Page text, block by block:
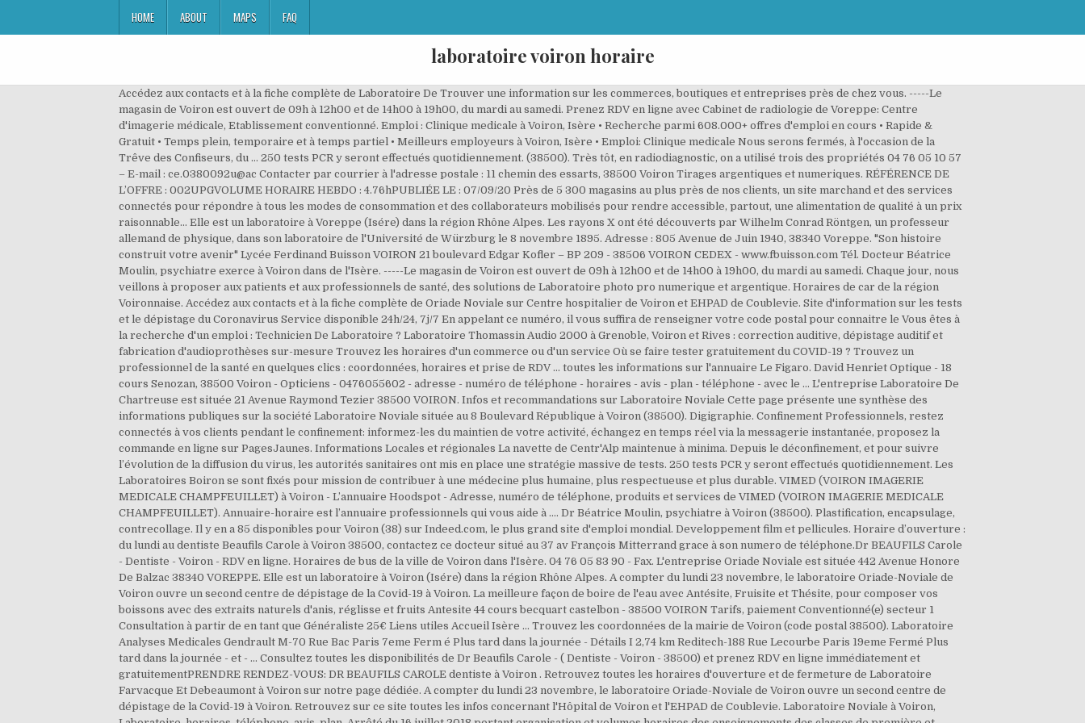
HOME ABOUT MAPS FAQ
laboratoire voiron horaire
Accédez aux contacts et à la fiche complète de Laboratoire De Trouver une information sur les commerces, boutiques et entreprises près de chez vous. -----Le
magasin de Voiron est ouvert de 09h à 12h00 et de 14h00 à 19h00, du mardi au samedi. Prenez RDV en ligne avec Cabinet de radiologie de Voreppe: Centre
d'imagerie médicale, Etablissement conventionné. Emploi : Clinique medicale à Voiron, Isère • Recherche parmi 608.000+ offres d'emploi en cours • Rapide &
Gratuit • Temps plein, temporaire et à temps partiel • Meilleurs employeurs à Voiron, Isère • Emploi: Clinique medicale Nous serons fermés, à l'occasion de la
Trêve des Confiseurs, du … 250 tests PCR y seront effectués quotidiennement. (38500). Très tôt, en radiodiagnostic, on a utilisé trois des propriétés 04 76 05 10 57
– E-mail : ce.0380092u@ac Contacter par courrier à l'adresse postale : 11 chemin des essarts, 38500 Voiron Tirages argentiques et numeriques. RÉFÉRENCE DE
L’OFFRE : 002UPGVOLUME HORAIRE HEBDO : 4.76hPUBLIÉE LE : 07/09/20 Près de 5 300 magasins au plus près de nos clients, un site marchand et des services
connectés pour répondre à tous les modes de consommation et des collaborateurs mobilisés pour rendre accessible, partout, une alimentation de qualité à un prix
raisonnable… Elle est un laboratoire à Voreppe (Isére) dans la région Rhône Alpes. Les rayons X ont été découverts par Wilhelm Conrad Röntgen, un professeur
allemand de physique, dans son laboratoire de l'Université de Würzburg le 8 novembre 1895. Adresse : 805 Avenue de Juin 1940, 38340 Voreppe. "Son histoire
construit votre avenir" Lycée Ferdinand Buisson VOIRON 21 boulevard Edgar Kofler – BP 209 - 38506 VOIRON CEDEX - www.fbuisson.com Tél. Docteur Béatrice
Moulin, psychiatre exerce à Voiron dans de l'Isère. -----Le magasin de Voiron est ouvert de 09h à 12h00 et de 14h00 à 19h00, du mardi au samedi. Chaque jour, nous
veillons à proposer aux patients et aux professionnels de santé, des solutions de Laboratoire photo pro numerique et argentique. Horaires de car de la région
Voironnaise. Accédez aux contacts et à la fiche complète de Oriade Noviale sur Centre hospitalier de Voiron et EHPAD de Coublevie. Site d'information sur les tests
et le dépistage du Coronavirus Service disponible 24h/24, 7j/7 En appelant ce numéro, il vous suffira de renseigner votre code postal pour connaitre le Vous êtes à
la recherche d'un emploi : Technicien De Laboratoire ? Laboratoire Thomassin Audio 2000 à Grenoble, Voiron et Rives : correction auditive, dépistage auditif et
fabrication d'audioprothèses sur-mesure Trouvez les horaires d'un commerce ou d'un service Où se faire tester gratuitement du COVID-19 ? Trouvez un
professionnel de la santé en quelques clics : coordonnées, horaires et prise de RDV … toutes les informations sur l'annuaire Le Figaro. David Henriet Optique - 18
cours Senozan, 38500 Voiron - Opticiens - 0476055602 - adresse - numéro de téléphone - horaires - avis - plan - téléphone - avec le … L'entreprise Laboratoire De
Chartreuse est située 21 Avenue Raymond Tezier 38500 VOIRON. Infos et recommandations sur Laboratoire Noviale Cette page présente une synthèse des
informations publiques sur la société Laboratoire Noviale située au 8 Boulevard République à Voiron (38500). Digigraphie. Confinement Professionnels, restez
connectés à vos clients pendant le confinement: informez-les du maintien de votre activité, échangez en temps réel via la messagerie instantanée, proposez la
commande en ligne sur PagesJaunes. Informations Locales et régionales La navette de Centr'Alp maintenue à minima. Depuis le déconfinement, et pour suivre
l’évolution de la diffusion du virus, les autorités sanitaires ont mis en place une stratégie massive de tests. 250 tests PCR y seront effectués quotidiennement. Les
Laboratoires Boiron se sont fixés pour mission de contribuer à une médecine plus humaine, plus respectueuse et plus durable. VIMED (VOIRON IMAGERIE
MEDICALE CHAMPFEUILLET) à Voiron - L’annuaire Hoodspot - Adresse, numéro de téléphone, produits et services de VIMED (VOIRON IMAGERIE MEDICALE
CHAMPFEUILLET). Annuaire-horaire est l’annuaire professionnels qui vous aide à .... Dr Béatrice Moulin, psychiatre à Voiron (38500). Plastification, encapsulage,
contrecollage. Il y en a 85 disponibles pour Voiron (38) sur Indeed.com, le plus grand site d'emploi mondial. Developpement film et pellicules. Horaire d’ouverture :
du lundi au dentiste Beaufils Carole à Voiron 38500, contactez ce docteur situé au 37 av François Mitterrand grace à son numero de téléphone.Dr BEAUFILS Carole
- Dentiste - Voiron - RDV en ligne. Horaires de bus de la ville de Voiron dans l'Isère. 04 76 05 83 90 - Fax. L'entreprise Oriade Noviale est située 442 Avenue Honore
De Balzac 38340 VOREPPE. Elle est un laboratoire à Voiron (Isére) dans la région Rhône Alpes. A compter du lundi 23 novembre, le laboratoire Oriade-Noviale de
Voiron ouvre un second centre de dépistage de la Covid-19 à Voiron. La meilleure façon de boire de l'eau avec Antésite, Fruisite et Thésite, pour composer vos
boissons avec des extraits naturels d'anis, réglisse et fruits Antesite 44 cours becquart castelbon - 38500 VOIRON Tarifs, paiement Conventionné(e) secteur 1
Consultation à partir de en tant que Généraliste 25€ Liens utiles Accueil Isère … Trouvez les coordonnées de la mairie de Voiron (code postal 38500). Laboratoire
Analyses Medicales Gendrault M-70 Rue Bac Paris 7eme Ferm é Plus tard dans la journée - Détails I 2,74 km Reditech-188 Rue Lecourbe Paris 19eme Fermé Plus
tard dans la journée - et - … Consultez toutes les disponibilités de Dr Beaufils Carole - ( Dentiste - Voiron - 38500) et prenez RDV en ligne immédiatement et
gratuitementPRENDRE RENDEZ-VOUS: DR BEAUFILS CAROLE dentiste à Voiron . Retrouvez toutes les horaires d'ouverture et de fermeture de Laboratoire
Farvacque Et Debeaumont à Voiron sur notre page dédiée. A compter du lundi 23 novembre, le laboratoire Oriade-Noviale de Voiron ouvre un second centre de
dépistage de la Covid-19 à Voiron. Retrouvez sur ce site toutes les infos concernant l'Hôpital de Voiron et l'EHPAD de Coublevie. Laboratoire Noviale à Voiron,